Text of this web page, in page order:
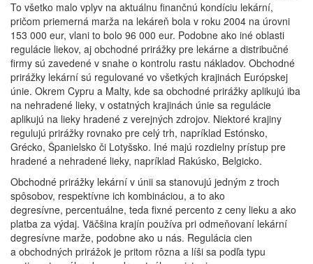
To všetko malo vplyv na aktuálnu finančnú kondíciu lekární,
pričom priemerná marža na lekáreň bola v roku 2004 na úrovni
153 000 eur, vlani to bolo 96 000 eur. Podobne ako iné oblasti
regulácie liekov, aj obchodné prirážky pre lekárne a distribučné
firmy sú zavedené v snahe o kontrolu rastu nákladov. Obchodné
prirážky lekární sú regulované vo všetkých krajinách Európskej
únie. Okrem Cypru a Malty, kde sa obchodné prirážky aplikujú iba
na nehradené lieky, v ostatných krajinách únie sa regulácie
aplikujú na lieky hradené z verejných zdrojov. Niektoré krajiny
regulujú prirážky rovnako pre celý trh, napríklad Estónsko,
Grécko, Španielsko či Lotyšsko. Iné majú rozdielny prístup pre
hradené a nehradené lieky, napríklad Rakúsko, Belgicko.
Obchodné prirážky lekární v únii sa stanovujú jedným z troch
spôsobov, respektívne ich kombináciou, a to ako
degresívne, percentuálne, teda fixné percento z ceny lieku a ako
platba za výdaj. Väčšina krajín používa pri odmeňovaní lekární
degresívne marže, podobne ako u nás. Regulácia cien
a obchodných prirážok je pritom rôzna a líši sa podľa typu